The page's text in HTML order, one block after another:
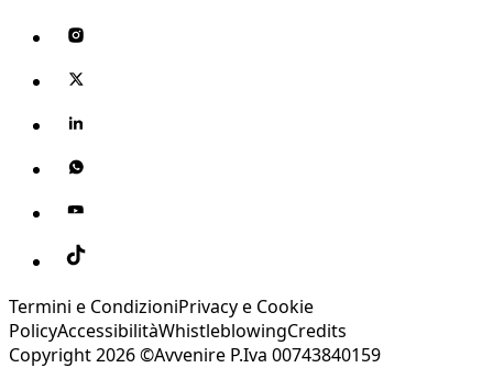
Termini e CondizioniPrivacy e Cookie
PolicyAccessibilitàWhistleblowingCredits
Copyright 2026 ©Avvenire P.Iva 00743840159